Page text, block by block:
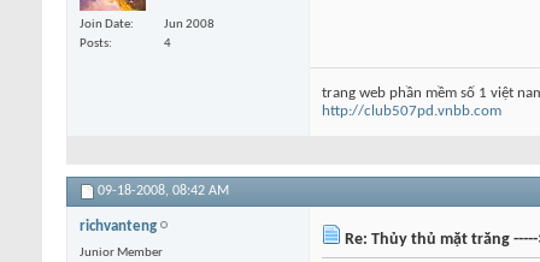
Join Date
Jun 2008
Posts
4
trang web phần mềm số 1 việt
http://club507pd.vnbb.com
09-18-2008, 08:42 AM
richvanteng
Junior Member
Re: Thủy thủ mặt trăng